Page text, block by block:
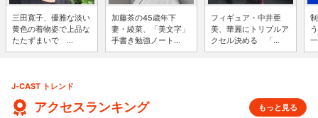
三田寛子、優雅な淡い
黄色の着物姿で上品な
たたずまいで ...
加藤茶の45歳年下
妻・綾菜、「美文字」
手書き勉強ノート...
フィギュア・中井亜
美、華麗にトリプルア
クセル決める 「...
J-CAST トレンド
アクセスランキング もっと見る